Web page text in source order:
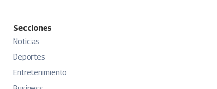
Secciones
Noticias
Deportes
Entretenimiento